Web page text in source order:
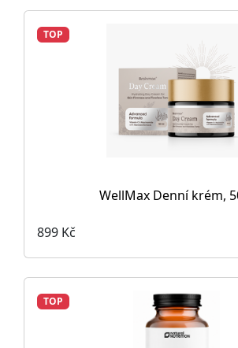
TOP
WellMax Denní krém,
899 Kč
TOP